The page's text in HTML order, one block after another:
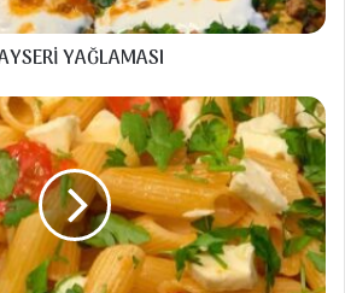
tuz
pekmez
su
kavrulmuş susam
YAĞLAMASI